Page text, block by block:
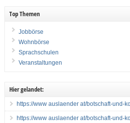
Top Themen
Jobbörse
Wohnbörse
Sprachschulen
Veranstaltungen
Hier gelandet:
https://www auslaender at/botschaft-und-
https://www auslaender at/botschaft-und-